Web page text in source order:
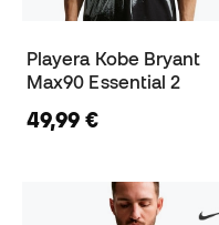
Playera Kobe Bryant
Max90 Essential 2
49,99 €